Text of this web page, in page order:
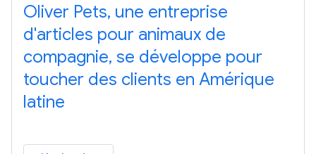
Oliver Pets, une entreprise
d'articles pour animaux de
compagnie, se développe pour
toucher des clients en Amérique
latine